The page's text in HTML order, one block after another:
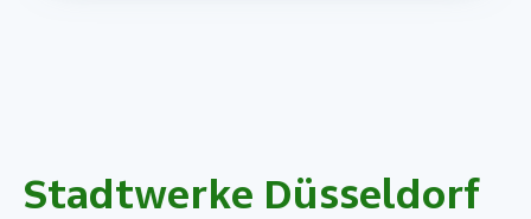
Stadtwerke Düsseldorf